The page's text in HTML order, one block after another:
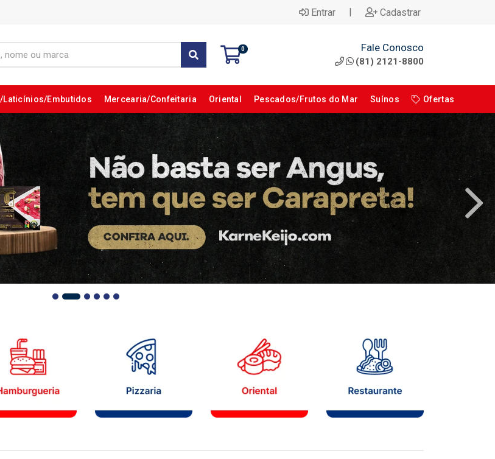
Entrar | Cadastrar
0 Fale Conosco
(81) 2121-8800
Laticínios/Embutidos Mercearia/Confeitaria Oriental Pescados/Frutos do Mar Suínos Ofertas